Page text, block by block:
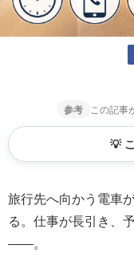
参考 この記事
💡
旅行先へ向かう電車
る。仕事が長引き、
――。